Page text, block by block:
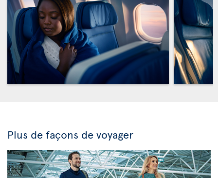
Plus de façons de voyager